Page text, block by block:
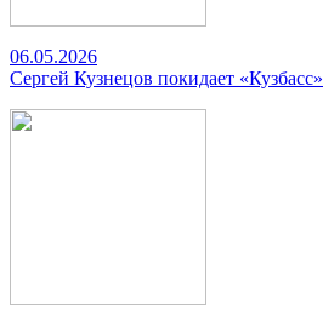
06.05.2026
Сергей Кузнецов покидает «Кузбасс»